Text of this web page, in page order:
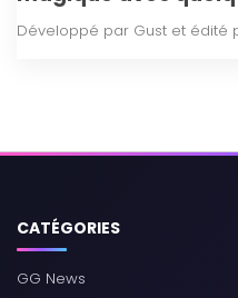
Développé par Gust et édité
CATÉGORIES
GG News